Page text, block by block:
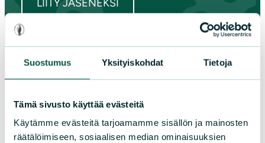
Suostumus Yksityiskohdat Tietoja
Tämä sivusto käyttää evästeitä
Käytämme evästeitä tarjoamamme sisällön ja mainosten
räätälöimiseen, sosiaalisen median ominaisuuksien
LIITY JÄSENEKSI
piirit
Etelä-Häme
Etelä-Karjala
Etelä-Savo